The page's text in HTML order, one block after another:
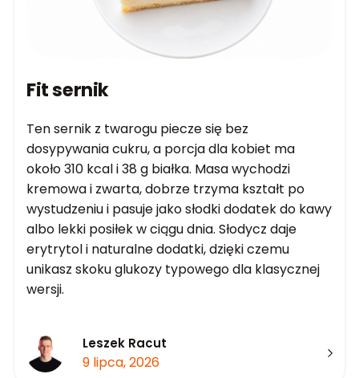
Fit sernik
Ten sernik z twarogu piecze się bez
dosypywania cukru, a porcja dla kobiet ma
około 310 kcal i 38 g białka. Masa wychodzi
kremowa i zwarta, dobrze trzyma kształt po
wystudzeniu i pasuje jako słodki dodatek do kawy
albo lekki posiłek w ciągu dnia. Słodycz daje
erytrytol i naturalne dodatki, dzięki czemu
unikasz skoku glukozy typowego dla klasycznej
wersji.
Leszek Racut
9 lipca, 2026